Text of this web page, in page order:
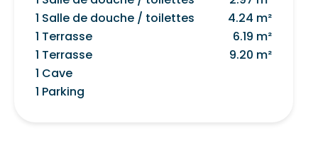
1 Salle de douche / toilettes
4.24 m²
1 Terrasse
6.19 m²
1 Terrasse
9.20 m²
1 Cave
1 Parking